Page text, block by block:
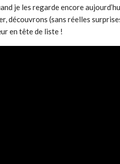
je les regarde encore
découvrons (sans réelles
en tête de liste !